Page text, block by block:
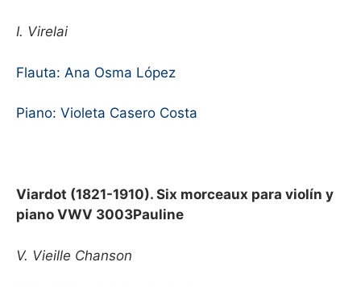
I. Virelai
Flauta: Ana Osma López
Piano: Violeta Casero Costa
Viardot (1821-1910). Six morceaux para violín y
piano VWV 3003Pauline
V. Vieille Chanson